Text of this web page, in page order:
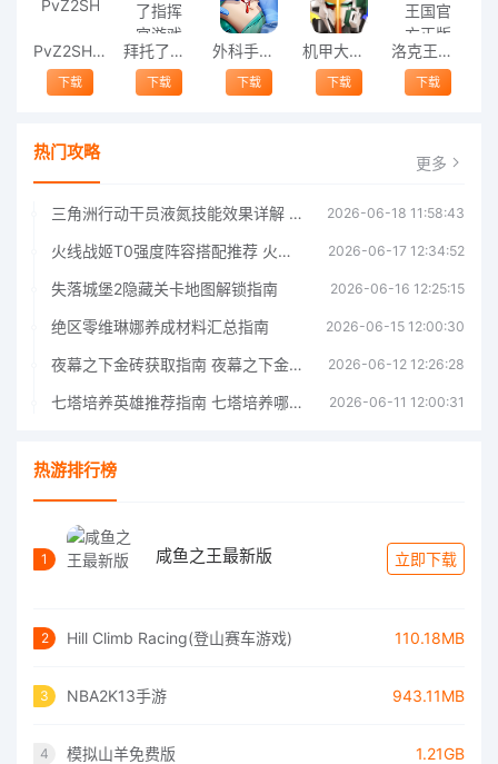
PvZ2SHUTTLE
下载
拜托了指挥官游戏
下载
外科手术大师游戏(surgery master)
下载
机甲大战机甲游戏
下载
洛克王国官方正版
下载
热门攻略 更多
三角洲行动干员液氮技能效果详解 三角洲行动干员液氮技能介绍 2026-06-18 11:58:43
火线战姬T0强度阵容搭配推荐 火线战姬T0强度阵容哪个好 2026-06-17 12:34:52
失落城堡2隐藏关卡地图解锁指南 2026-06-16 12:25:15
绝区零维琳娜养成材料汇总指南 2026-06-15 12:00:30
夜幕之下金砖获取指南 夜幕之下金砖获取方法 2026-06-12 12:26:28
七塔培养英雄推荐指南 七塔培养哪个英雄好 2026-06-11 12:00:31
热游排行榜
1 咸鱼之王最新版 立即下载
2 Hill Climb Racing(登山赛车游戏) 110.18MB
3 NBA2K13手游 943.11MB
4 模拟山羊免费版 1.21GB